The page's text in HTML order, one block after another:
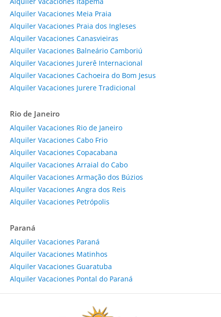
Alquiler Vacaciones Meia Praia
Alquiler Vacaciones Praia dos Ingleses
Alquiler Vacaciones Canasvieiras
Alquiler Vacaciones Balneário Camboriú
Alquiler Vacaciones Jurerê Internacional
Alquiler Vacaciones Cachoeira do Bom Jesus
Alquiler Vacaciones Jurere Tradicional
Rio de Janeiro
Alquiler Vacaciones Rio de Janeiro
Alquiler Vacaciones Cabo Frio
Alquiler Vacaciones Copacabana
Alquiler Vacaciones Arraial do Cabo
Alquiler Vacaciones Armação dos Búzios
Alquiler Vacaciones Angra dos Reis
Alquiler Vacaciones Petrópolis
Paraná
Alquiler Vacaciones Paraná
Alquiler Vacaciones Matinhos
Alquiler Vacaciones Guaratuba
Alquiler Vacaciones Pontal do Paraná